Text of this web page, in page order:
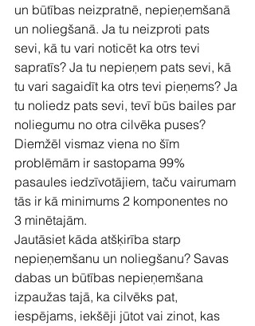
un būtības neizpratnē, nepieņemšanā
un noliegšanā. Ja tu neizproti pats
sevi, kā tu vari noticēt ka otrs tevi
sapratīs? Ja tu nepieņem pats sevi, kā
tu vari sagaidīt ka otrs tevi pieņems? Ja
tu noliedz pats sevi, tevī būs bailes par
noliegumu no otra cilvēka puses?
Diemžēl vismaz viena no šīm
problēmām ir sastopama 99%
pasaules iedzīvotājiem, taču vairumam
tās ir kā minimums 2 komponentes no
3 minētajām.
Jautāsiet kāda atšķirība starp
nepieņemšanu un noliegšanu? Savas
dabas un būtības nepieņemšana
izpaužas tajā, ka cilvēks pat,
iespējams, iekšēji jūtot vai zinot, kas